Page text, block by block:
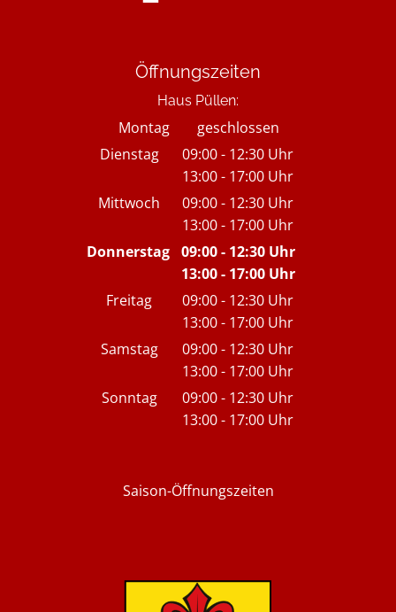
Öffnungszeiten
Haus Püllen:
Montag
geschlossen
Dienstag
09:00- 12:30 Uhr
Von 09:00 bis 12:30 Uhr
13:00- 17:00 Uhr
Von 13:00 bis 17:00 Uhr
Mittwoch 09:00- 12:30 Uhr
Von 09:00 bis 12:30 Uhr
13:00- 17:00 Uhr
Von 13:00 bis 17:00 Uhr
Donnerstag 09:00- 12:30Uhr
Von 09:00 bis 12:30
13:00- 17:00Uhr
Von 13:00 bis 17:00
Freitag 09:00- 12:30 Uhr
Von 09:00 bis 12:30 Uhr
13:00- 17:00 Uhr
Von 13:00 bis 17:00 Uhr
Samstag 09:00- 12:30 Uhr
Von 09:00 bis 12:30 Uhr
13:00- 17:00 Uhr
Von 13:00 bis 17:00 Uhr
Sonntag 09:00- 12:30 Uhr
Von 09:00 bis 12:30 Uhr
13:00- 17:00 Uhr
Saison-Öffnungszeiten